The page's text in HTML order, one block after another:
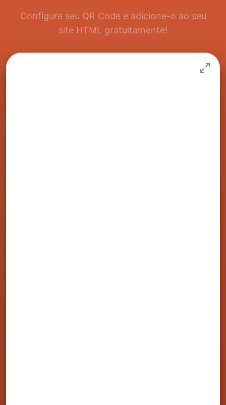
Configure seu QR Code e adicione-o ao seu
site HTML gratuitamente!